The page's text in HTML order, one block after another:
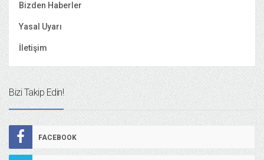
Bizden Haberler
Yasal Uyarı
İletişim
Bizi Takip Edin!
FACEBOOK